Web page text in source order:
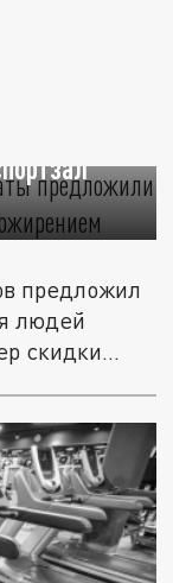
предложил
людей
скидки...